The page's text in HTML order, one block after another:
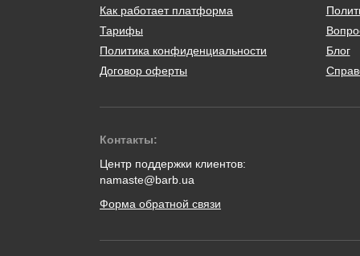
Как работает платформа
Тарифы
Политика конфиденциальности
Договор оферты
Блог
Контакты:
Центр поддержки клиентов:
namaste@barb.ua
Форма обратной связи